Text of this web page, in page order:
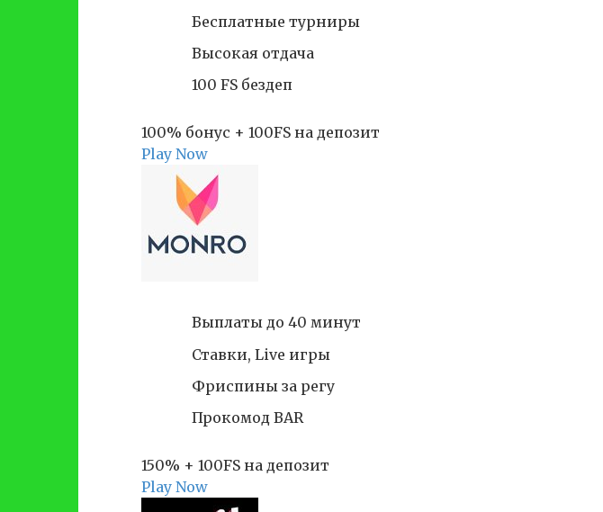
Бесплатные турниры
Высокая отдача
100 FS бездеп
100% бонус + 100FS на депозит
Play Now
Выплаты до 40 минут
Ставки, Live игры
Фриспины за регу
Прокомод BAR
150% + 100FS на депозит
Play Now